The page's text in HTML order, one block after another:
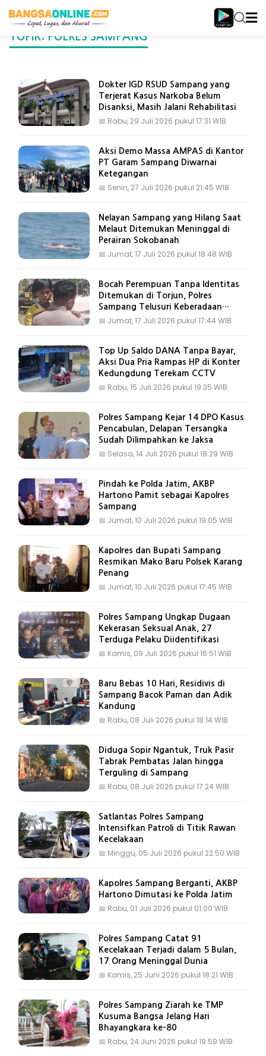
TOPIK: POLRES SAMPANG
Dokter IGD RSUD Sampang yang
Terjerat Kasus Narkoba Belum
Disanksi, Masih Jalani Rehabilitasi
📅 Rabu, 29 Juli 2026 pukul 17:31 WIB
Aksi Demo Massa AMPAS di Kantor
PT Garam Sampang Diwarnai
Ketegangan
📅 Senin, 27 Juli 2026 pukul 21:45 WIB
Nelayan Sampang yang Hilang Saat
Melaut Ditemukan Meninggal di
Perairan Sokobanah
📅 Jumat, 17 Juli 2026 pukul 18:48 WIB
Bocah Perempuan Tanpa Identitas
Ditemukan di Torjun, Polres
Sampang Telusuri Keberadaan
Keluarga
📅 Jumat, 17 Juli 2026 pukul 17:44 WIB
Top Up Saldo DANA Tanpa Bayar,
Aksi Dua Pria Rampas HP di Konter
Kedungdung Terekam CCTV
📅 Rabu, 15 Juli 2026 pukul 19:35 WIB
Polres Sampang Kejar 14 DPO Kasus
Pencabulan, Delapan Tersangka
Sudah Dilimpahkan ke Jaksa
📅 Selasa, 14 Juli 2026 pukul 18:29 WIB
Pindah ke Polda Jatim, AKBP
Hartono Pamit sebagai Kapolres
Sampang
📅 Jumat, 10 Juli 2026 pukul 19:05 WIB
Kapolres dan Bupati Sampang
Resmikan Mako Baru Polsek Karang
Penang
📅 Jumat, 10 Juli 2026 pukul 17:45 WIB
Polres Sampang Ungkap Dugaan
Kekerasan Seksual Anak, 27
Terduga Pelaku Diidentifikasi
📅 Kamis, 09 Juli 2026 pukul 16:51 WIB
Baru Bebas 10 Hari, Residivis di
Sampang Bacok Paman dan Adik
Kandung
📅 Rabu, 08 Juli 2026 pukul 18:14 WIB
Diduga Sopir Ngantuk, Truk Pasir
Tabrak Pembatas Jalan hingga
Terguling di Sampang
📅 Rabu, 08 Juli 2026 pukul 17:24 WIB
Satlantas Polres Sampang
Intensifkan Patroli di Titik Rawan
Kecelakaan
📅 Minggu, 05 Juli 2026 pukul 22:50 WIB
Kapolres Sampang Berganti, AKBP
Hartono Dimutasi ke Polda Jatim
📅 Rabu, 01 Juli 2026 pukul 01:00 WIB
Polres Sampang Catat 91
Kecelakaan Terjadi dalam 5 Bulan,
17 Orang Meninggal Dunia
📅 Kamis, 25 Juni 2026 pukul 18:21 WIB
Polres Sampang Ziarah ke TMP
Kusuma Bangsa Jelang Hari
Bhayangkara ke-80
📅 Rabu, 24 Juni 2026 pukul 19:59 WIB